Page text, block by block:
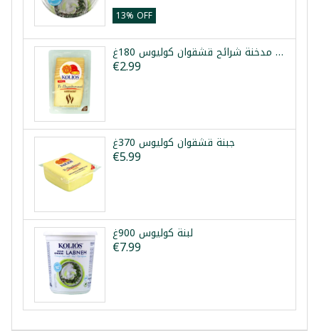
13% OFF
جبنة مدخنة شرائح قشقوان كوليوس 180غ
€2.99
جبنة قشقوان كوليوس 370غ
€5.99
لبنة كوليوس 900غ
€7.99